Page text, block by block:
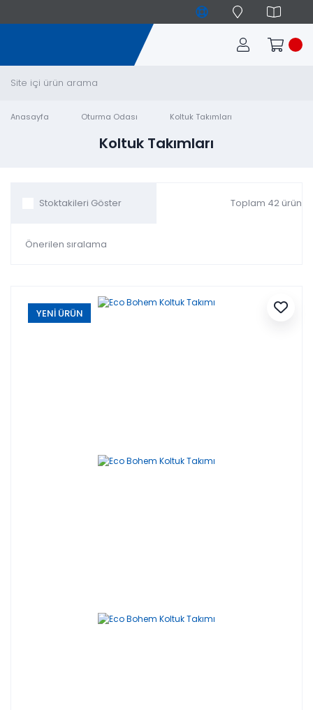
Anasayfa Oturma Odası Koltuk Takımları
Koltuk Takımları
Toplam 42 ürün
YENİ ÜRÜN